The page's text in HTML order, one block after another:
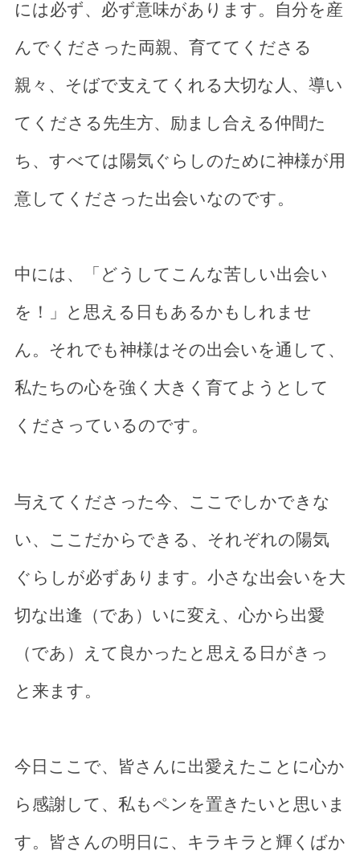
には必ず、必ず意味があります。自分を産
んでくださった両親、育ててくださる
親々、そばで支えてくれる大切な人、導い
てくださる先生方、励まし合える仲間た
ち、すべては陽気ぐらしのために神様が用
意してくださった出会いなのです。
中には、「どうしてこんな苦しい出会い
を！」と思える日もあるかもしれませ
ん。それでも神様はその出会いを通して、
私たちの心を強く大きく育てようとして
くださっているのです。
与えてくださった今、ここでしかできな
い、ここだからできる、それぞれの陽気
ぐらしが必ずあります。小さな出会いを大
切な出逢（であ）いに変え、心から出愛
（であ）えて良かったと思える日がきっ
と来ます。
今日ここで、皆さんに出愛えたことに心か
ら感謝して、私もペンを置きたいと思いま
す。皆さんの明日に、キラキラと輝くばか